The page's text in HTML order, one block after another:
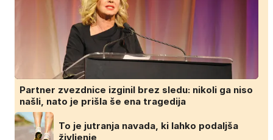
Partner zvezdnice izginil brez sledu: nikoli ga niso
našli, nato je prišla še ena tragedija
To je jutranja navada, ki lahko podaljša
življenje